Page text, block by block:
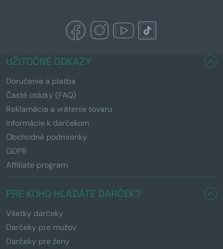
UŽITOČNÉ ODKAZY
Doručenie a platba
Časté otázky (FAQ)
Reklamácia a vrátenie tovaru
Informácie k darčekom
Obchodné podmienky
GDPR
Affiliate program
PRE KOHO HĽADÁTE DARČEK?
Všetky darčeky
Darčeky pre mužov
Darčeky pre ženy